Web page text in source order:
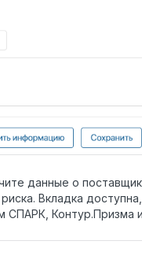
данные о
Вкладка
Контур.Призма